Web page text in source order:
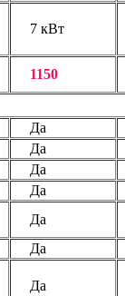
7 кВт
1150
Да
Да
Да
Да
Да
Да
Да